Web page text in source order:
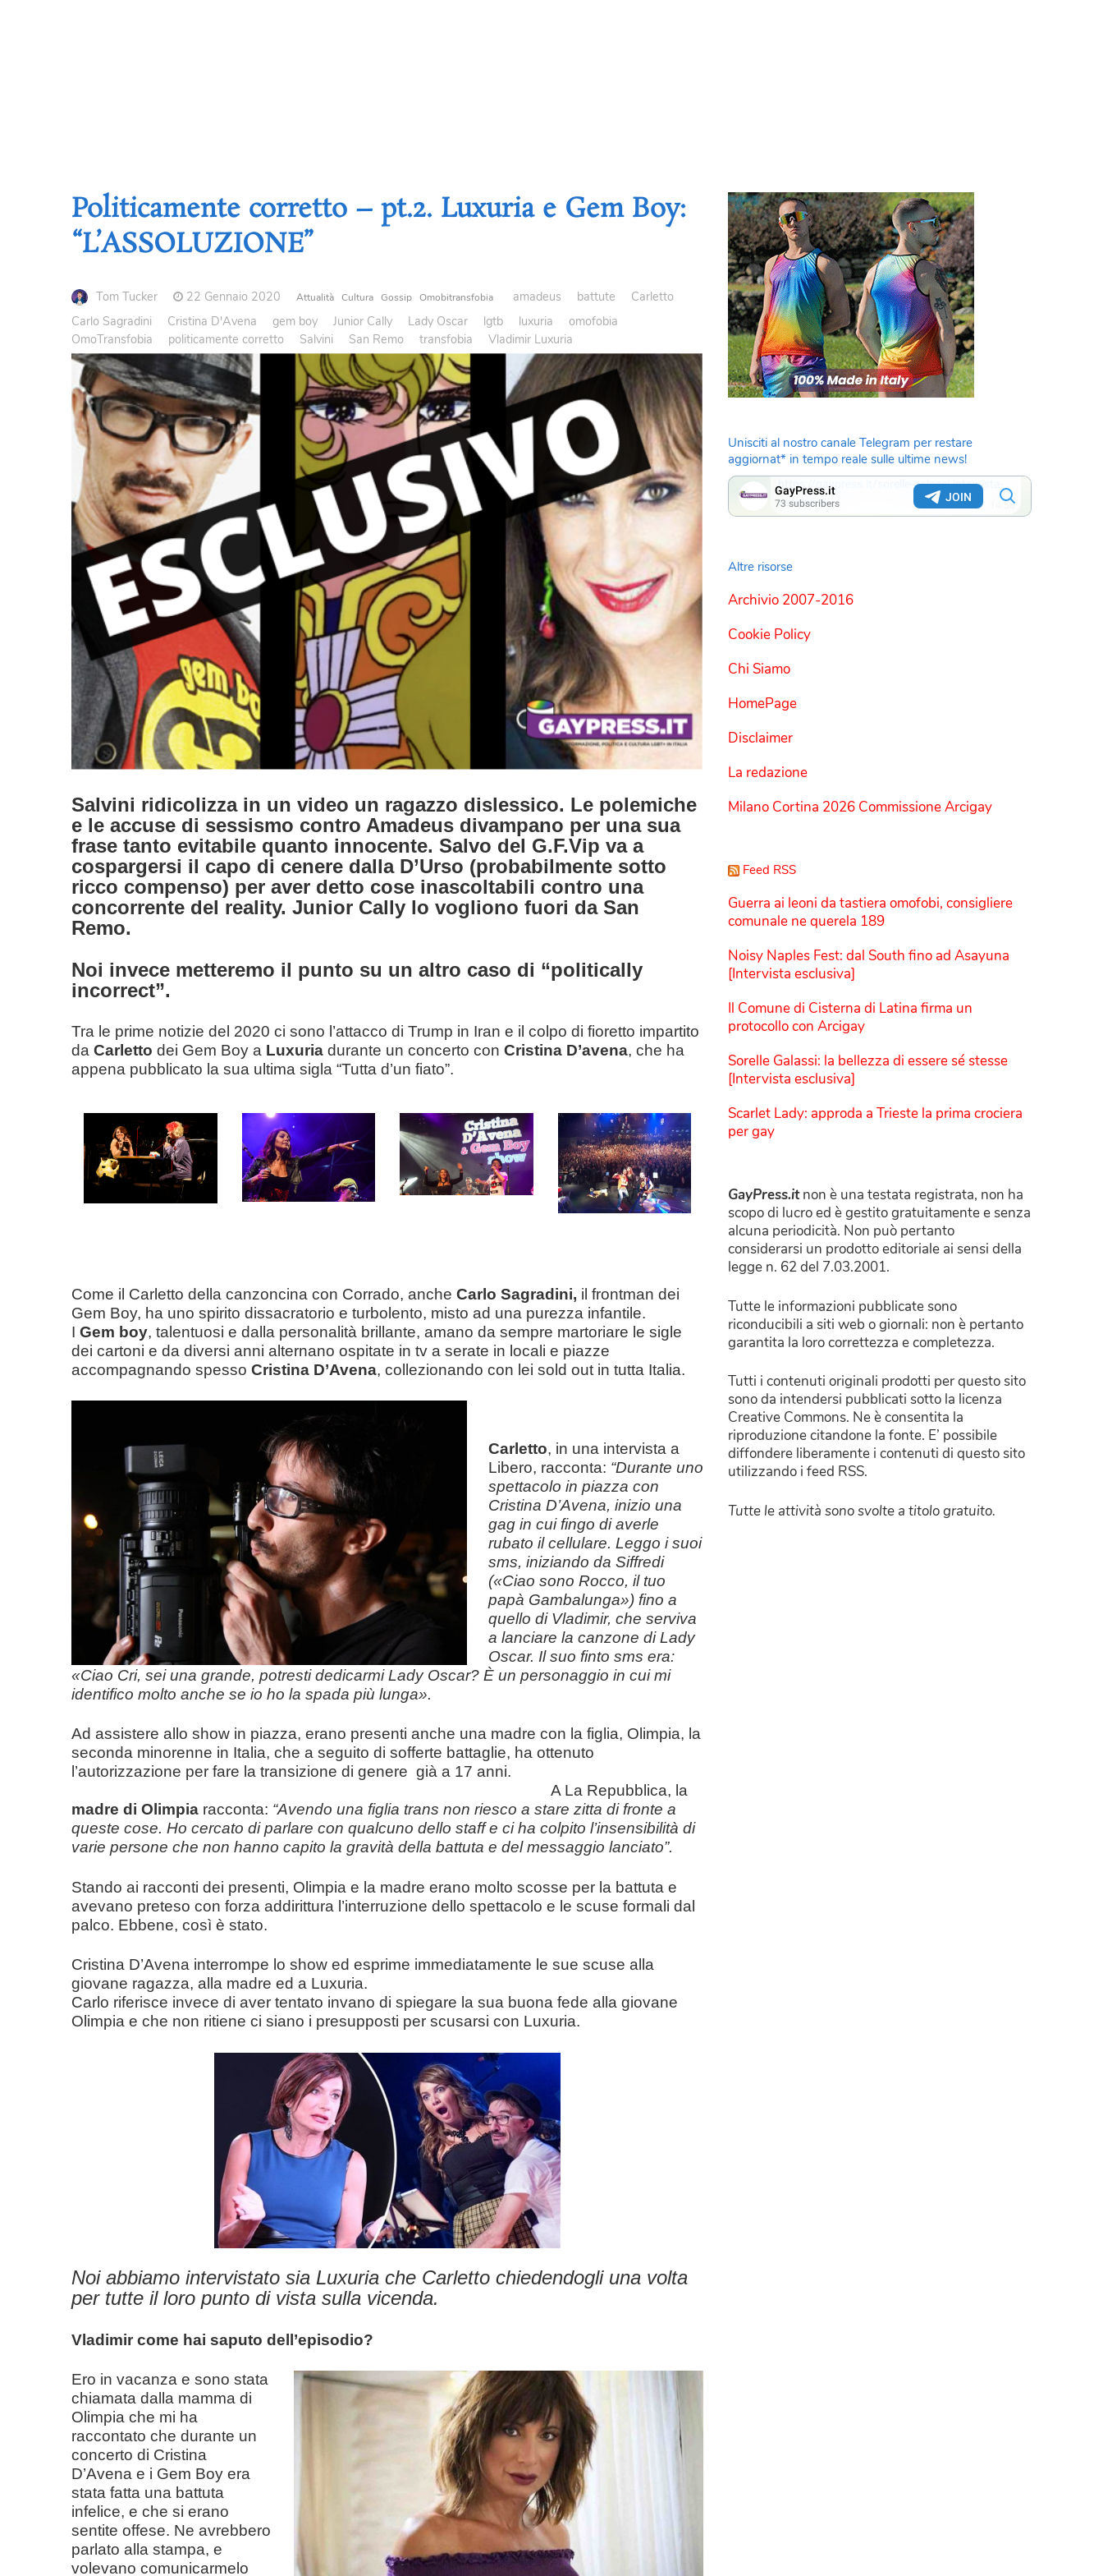
Politicamente corretto – pt.2. Luxuria e Gem Boy:
“L’ASSOLUZIONE”
Tom Tucker 22 Gennaio 2020 Attualità Cultura Gossip Omobitransfobia amadeus battute
Carletto
Carlo Sagradini
Cristina D'Avena gem boy Junior Cally Lady Oscar lgtb luxuria
omofobia
OmoTransfobia
politicamente corretto Salvini San Remo transfobia Vladimir Luxuria
Salvini ridicolizza in un video un ragazzo dislessico. Le polemiche
e le accuse di sessismo contro Amadeus divampano per una sua
frase tanto evitabile quanto innocente. Salvo del G.F.Vip va a
cospargersi il capo di cenere dalla D’Urso (probabilmente sotto
ricco compenso) per aver detto cose inascoltabili contro una
concorrente del reality. Junior Cally lo vogliono fuori da San
Remo.
Noi invece metteremo il punto su un altro caso di “politically
incorrect”.
Tra le prime notizie del 2020 ci sono l’attacco di Trump in Iran e il colpo di fioretto impartito
da Carletto dei Gem Boy a Luxuria durante un concerto con Cristina D’avena, che ha
appena pubblicato la sua ultima sigla “Tutta d’un fiato”.
Come il Carletto della canzoncina con Corrado, anche Carlo Sagradini, il frontman dei
Gem Boy, ha uno spirito dissacratorio e turbolento, misto ad una purezza infantile.
I Gem boy, talentuosi e dalla personalità brillante, amano da sempre martoriare le sigle
dei cartoni e da diversi anni alternano ospitate in tv a serate in locali e piazze
accompagnando spesso Cristina D’Avena, collezionando con lei sold out in tutta Italia.
Carletto, in una intervista a
Libero, racconta: “Durante uno
spettacolo in piazza con
Cristina D’Avena, inizio una
gag in cui fingo di averle
rubato il cellulare. Leggo i suoi
sms, iniziando da Siffredi
(«Ciao sono Rocco, il tuo
papà Gambalunga») fino a
quello di Vladimir, che serviva
a lanciare la canzone di Lady
Oscar. Il suo finto sms era:
«Ciao Cri, sei una grande, potresti dedicarmi Lady Oscar? È un personaggio in cui mi
identifico molto anche se io ho la spada più lunga».
Ad assistere allo show in piazza, erano presenti anche una madre con la figlia, Olimpia, la
seconda minorenne in Italia, che a seguito di sofferte battaglie, ha ottenuto
l’autorizzazione per fare la transizione di genere già a 17 anni.
A La Repubblica, la
madre di Olimpia racconta: “Avendo una figlia trans non riesco a stare zitta di fronte a
queste cose. Ho cercato di parlare con qualcuno dello staff e ci ha colpito l’insensibilità di
varie persone che non hanno capito la gravità della battuta e del messaggio lanciato”.
Stando ai racconti dei presenti, Olimpia e la madre erano molto scosse per la battuta e
avevano preteso con forza addirittura l’interruzione dello spettacolo e le scuse formali dal
palco. Ebbene, così è stato.
Cristina D’Avena interrompe lo show ed esprime immediatamente le sue scuse alla
giovane ragazza, alla madre ed a Luxuria.
Carlo riferisce invece di aver tentato invano di spiegare la sua buona fede alla giovane
Olimpia e che non ritiene ci siano i presupposti per scusarsi con Luxuria.
Noi abbiamo intervistato sia Luxuria che Carletto chiedendogli una volta
per tutte il loro punto di vista sulla vicenda.
Vladimir come hai saputo dell’episodio?
Ero in vacanza e sono stata
chiamata dalla mamma di
Olimpia che mi ha
raccontato che durante un
concerto di Cristina
D’Avena e i Gem Boy era
stata fatta una battuta
infelice, e che si erano
sentite offese. Ne avrebbero
parlato alla stampa, e
volevano comunicarmelo
Unisciti al nostro canale Telegram per restare
aggiornat* in tempo reale sulle ultime news!
Altre risorse
Archivio 2007-2016
Cookie Policy
Chi Siamo
HomePage
Disclaimer
La redazione
Milano Cortina 2026 Commissione Arcigay
Feed RSS
Guerra ai leoni da tastiera omofobi, consigliere
comunale ne querela 189
Noisy Naples Fest: dal South fino ad Asayuna
[Intervista esclusiva]
Il Comune di Cisterna di Latina firma un
protocollo con Arcigay
Sorelle Galassi: la bellezza di essere sé stesse
[Intervista esclusiva]
Scarlet Lady: approda a Trieste la prima crociera
per gay
GayPress.itnon è una testata registrata, non ha
scopo di lucro ed è gestito gratuitamente e senza
alcuna periodicità. Non può pertanto
considerarsi un prodotto editoriale ai sensi della
legge n. 62 del 7.03.2001.
Tutte le informazioni pubblicate sono
riconducibili a siti web o giornali: non è pertanto
garantita la loro correttezza e completezza.
Tutti i contenuti originali prodotti per questo sito
sono da intendersi pubblicati sotto la licenza
Creative Commons. Ne è consentita la
riproduzione citandone la fonte. E’ possibile
diffondere liberamente i contenuti di questo sito
utilizzando i feed RSS.
Tutte le attività sono svolte a titolo gratuito.